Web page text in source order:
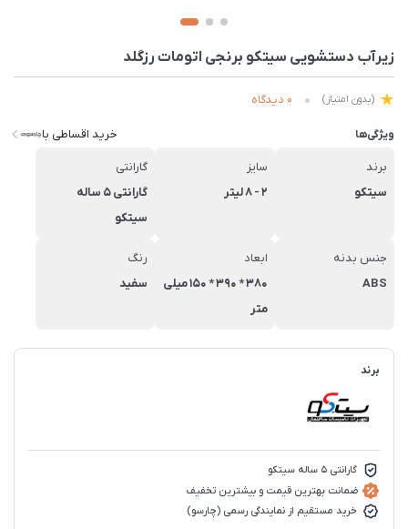
زیرآب دستشویی سیتکو برنجی اتومات رزگلد
(بدون امتیاز) 0 دیدگاه
ویژگی‌ها خرید اقساطی با
برند
سیتکو
سایز
2 - 8 لیتر
گارانتی
گارانتی 5 ساله
سیتکو
جنس بدنه
ABS
ابعاد
380 * 390 * 150 میلی
متر
رنگ
سفید
برند
گارانتی 5 ساله سیتکو
ضمانت بهترین قیمت و بیشترین تخفیف
خرید مستقیم از نمایندگی رسمی (چارسو)